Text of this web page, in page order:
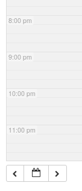
8:00 pm
9:00 pm
10:00 pm
11:00 pm